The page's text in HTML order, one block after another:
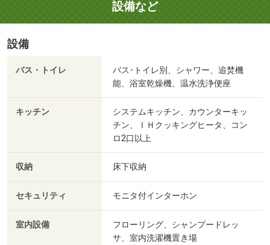
設備など
設備
バス・トイレ
バス･トイレ別、シャワー、追焚機
能、浴室乾燥機、温水洗浄便座
キッチン
システムキッチン、カウンターキッ
チン、ＩＨクッキングヒータ、コン
ロ2口以上
収納 床下収納
セキュリティ モニタ付インターホン
室内設備
フローリング、シャンプードレッ
サ、室内洗濯機置き場